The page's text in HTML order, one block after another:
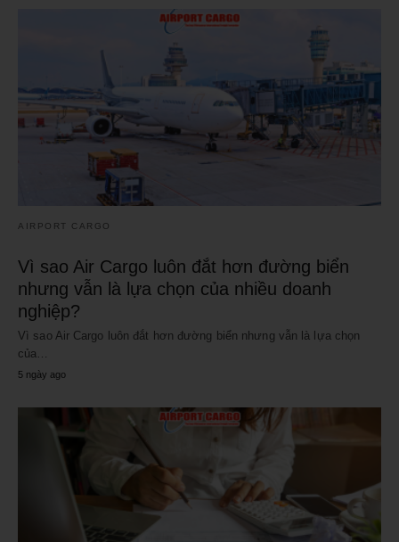
AIRPORT CARGO
Vì sao Air Cargo luôn đắt hơn đường biển
nhưng vẫn là lựa chọn của nhiều doanh
nghiệp?
Vì sao Air Cargo luôn đắt hơn đường biển nhưng vẫn là lựa chọn
của…
5 ngày ago